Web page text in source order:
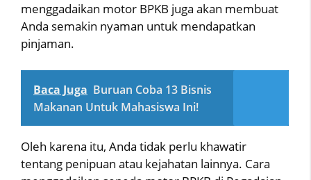
menggadaikan motor BPKB juga akan membuat
Anda semakin nyaman untuk mendapatkan
pinjaman.
Baca Juga Buruan Coba 13 Bisnis
Makanan Untuk Mahasiswa Ini!
Oleh karena itu, Anda tidak perlu khawatir
tentang penipuan atau kejahatan lainnya. Cara